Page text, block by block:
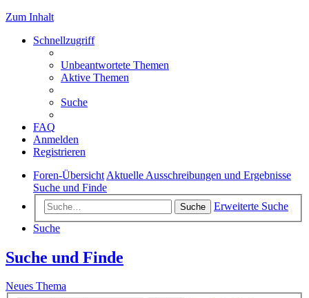
Zum Inhalt
Schnellzugriff
Unbeantwortete Themen
Aktive Themen
Suche
FAQ
Anmelden
Registrieren
Foren-Übersicht Aktuelle Ausschreibungen und Ergebnisse
Suche und Finde
Suche
Erweiterte Suche
Suche
Suche und Finde
Neues Thema